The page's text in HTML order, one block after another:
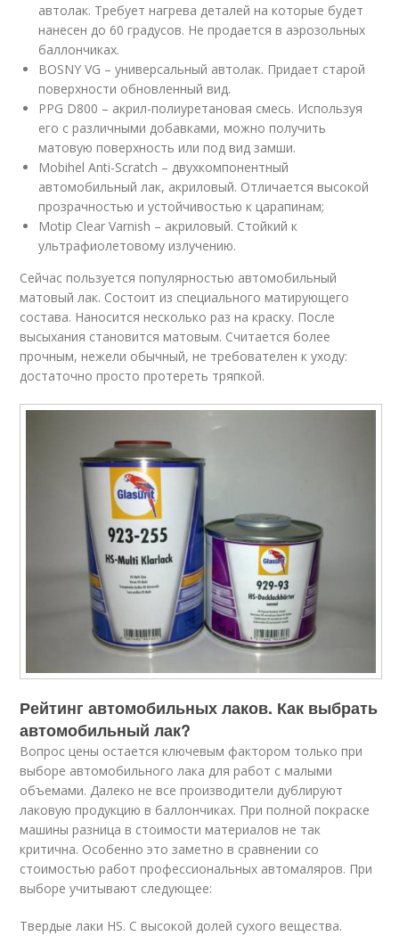
автолак. Требует нагрева деталей на которые будет
нанесен до 60 градусов. Не продается в аэрозольных
баллончиках.
BOSNY VG – универсальный автолак. Придает старой
поверхности обновленный вид.
PPG D800 – акрил-полиуретановая смесь. Используя
его с различными добавками, можно получить
матовую поверхность или под вид замши.
Mobihel Anti-Scratch – двухкомпонентный
автомобильный лак, акриловый. Отличается высокой
прозрачностью и устойчивостью к царапинам;
Motip Clear Varnish – акриловый. Стойкий к
ультрафиолетовому излучению.
Сейчас пользуется популярностью автомобильный
матовый лак. Состоит из специального матирующего
состава. Наносится несколько раз на краску. После
высыхания становится матовым. Считается более
прочным, нежели обычный, не требователен к уходу:
достаточно просто протереть тряпкой.
Рейтинг автомобильных лаков. Как выбрать
автомобильный лак?
Вопрос цены остается ключевым фактором только при
выборе автомобильного лака для работ с малыми
объемами. Далеко не все производители дублируют
лаковую продукцию в баллончиках. При полной покраске
машины разница в стоимости материалов не так
критична. Особенно это заметно в сравнении со
стоимостью работ профессиональных автомаляров. При
выборе учитывают следующее:
Твердые лаки HS. С высокой долей сухого вещества.